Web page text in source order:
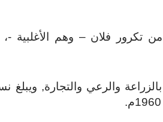
فلان – وهم الأغلبية -
والرعي والتجارة, ويبلغ